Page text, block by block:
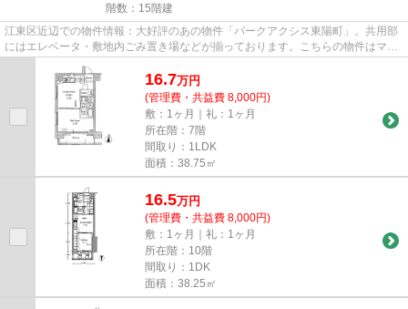
階数：15階建
江東区近辺での物件情報：大好評のあの物件「パークアクシス東陽町」。共用部
にはエレベータ・敷地内ごみ置き場などが揃っております。こちらの物件はマン
16.7万円
(管理費・共益費 8,000円)
敷：1ヶ月｜礼：1ヶ月
所在階：7階
間取り：1LDK
面積：38.75㎡
16.5万円
(管理費・共益費 8,000円)
敷：1ヶ月｜礼：1ヶ月
所在階：10階
間取り：1DK
面積：38.25㎡